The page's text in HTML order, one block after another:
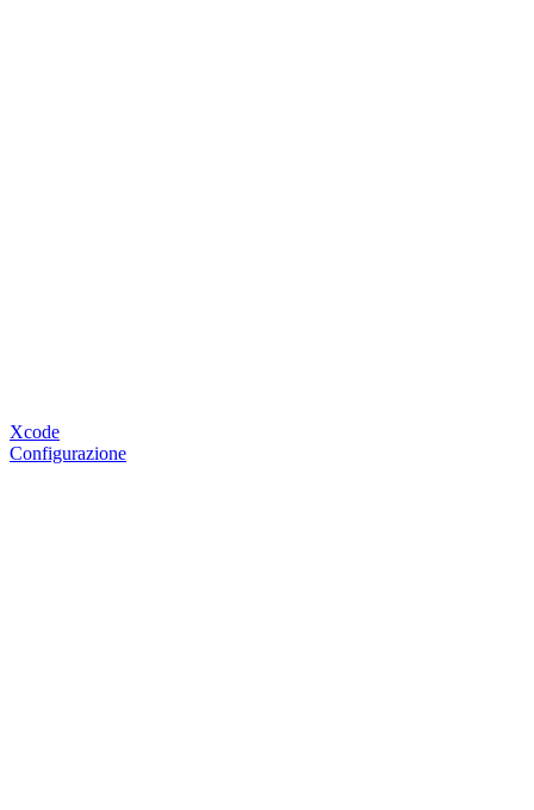
Xcode
Configurazione